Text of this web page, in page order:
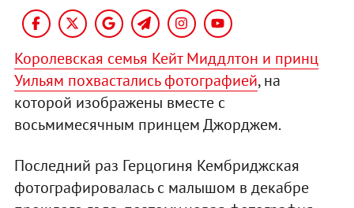
Королевская семья Кейт Миддлтон и принц
Уильям похвастались фотографией, на
которой изображены вместе с
восьмимесячным принцем Джорджем.
Последний раз Герцогиня Кембриджская
фотографировалась с малышом в декабре